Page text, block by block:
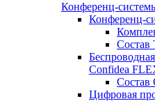
Конференц-
Конференц-
Состав
Confidea
Состав
Цифровая